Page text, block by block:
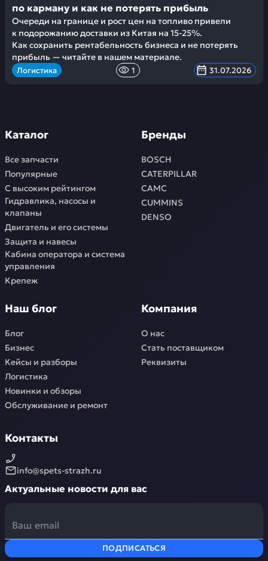
по карману и как не потерять прибыль
Очереди на границе и рост цен на топливо привели
к подорожанию доставки из Китая на 15-25%.
Как сохранить рентабельность бизнеса и не потерять
прибыль — читайте в нашем материале.
Логистика 1 31.07.2026
Каталог
Все запчасти
Популярные
С высоким рейтингом
Гидравлика, насосы и
клапаны
Двигатель и его системы
Защита и навесы
Кабина оператора и система
управления
Крепеж
Бренды
BOSCH
CATERPILLAR
CAMC
CUMMINS
DENSO
Наш блог
Блог
Бизнес
Кейсы и разборы
Логистика
Новинки и обзоры
Обслуживание и ремонт
Компания
О нас
Стать поставщиком
Реквизиты
Контакты
info@spets-strazh.ru
Актуальные новости для вас
ПОДПИСАТЬСЯ